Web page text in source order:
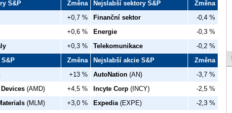
S&P
Změna Nejslabší sektory S&P
Změna
+0,7 % Finanční sektor
-0,4 %
+0,6 % Energie
-0,3 %
+0,3 % Telekomunikace
-0,2 %
Změna Nejslabší akcie S&P
Změna
+13 % AutoNation (AN)
-3,7 %
(AMD) +4,5 % Incyte Corp (INCY)
-2,5 %
(MLM) +3,0 % Expedia(EXPE)
-2,3 %